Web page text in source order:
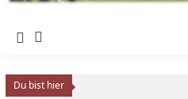
Du bist hier